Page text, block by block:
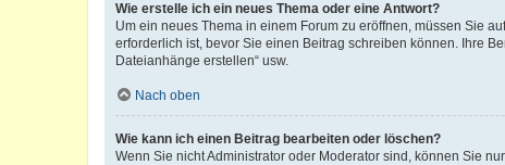
Wie erstelle ich ein neues Thema oder eine Antwort?
Um ein neues Thema in einem Forum zu eröffnen, müssen Sie
erforderlich ist, bevor Sie einen Beitrag schreiben können. Ihre
Dateianhänge erstellen“ usw.
Nach oben
Wie kann ich einen Beitrag bearbeiten oder löschen?
Wenn Sie nicht Administrator oder Moderator sind, können Sie